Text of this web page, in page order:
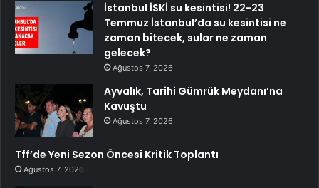
İstanbul İSKİ su kesintisi! 22-23
Temmuz İstanbul’da su kesintisi ne
zaman bitecek, sular ne zaman
gelecek?
Ağustos 7, 2026
Ayvalık, Tarihi Gümrük Meydanı’na
Kavuştu
Ağustos 7, 2026
Tff’de Yeni Sezon Öncesi Kritik Toplantı
Ağustos 7, 2026